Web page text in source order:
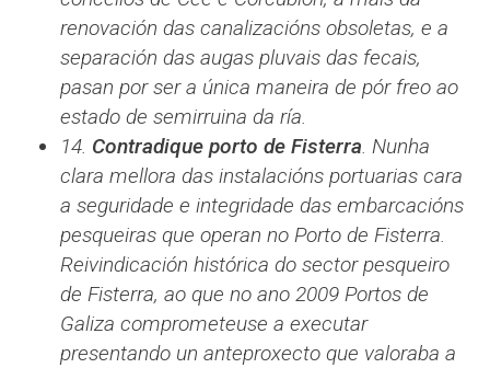
renovación das canalizacións obsoletas, e a
separación das augas pluvais das fecais,
pasan por ser a única maneira de pór freo ao
estado de semirruina da ría.
14. Contradique porto de Fisterra. Nunha
clara mellora das instalacións portuarias cara
a seguridade e integridade das embarcacións
pesqueiras que operan no Porto de Fisterra.
Reivindicación histórica do sector pesqueiro
de Fisterra, ao que no ano 2009 Portos de
Galiza comprometeuse a executar
presentando un anteproxecto que valoraba a